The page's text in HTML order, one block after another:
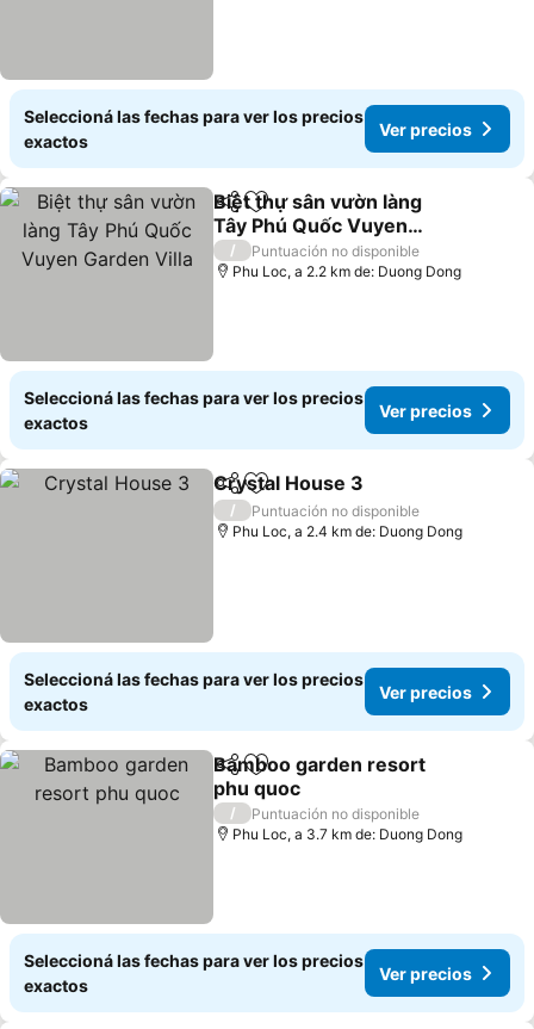
Seleccioná las fechas para ver los precios
exactos
Ver precios
CompartirAñadir a favoritos
Biệt thự sân vườn làng
Tây Phú Quốc Vuyen
Garden Villa
/
Puntuación no disponible
Phu Loc, a 2.2 km de: Duong Dong
Seleccioná las fechas para ver los precios
exactos
Ver precios
CompartirAñadir a favoritos
Crystal House 3
/
Puntuación no disponible
Phu Loc, a 2.4 km de: Duong Dong
Seleccioná las fechas para ver los precios
exactos
Ver precios
CompartirAñadir a favoritos
Bamboo garden resort
phu quoc
/
Puntuación no disponible
Phu Loc, a 3.7 km de: Duong Dong
Seleccioná las fechas para ver los precios
exactos
Ver precios